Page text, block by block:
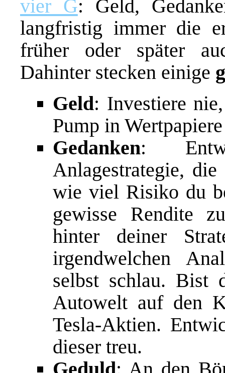
vier G: Geld,
langfristig immer die
früher oder später
Dahinter stecken einige
Geld: Investiere
Pump in
Gedanken:
Anlagestrategie,
wie viel Risiko du
gewisse Rendite
hinter deiner
irgendwelchen
selbst schlau. Bist
Autowelt auf den
Tesla-Aktien.
dieser treu.